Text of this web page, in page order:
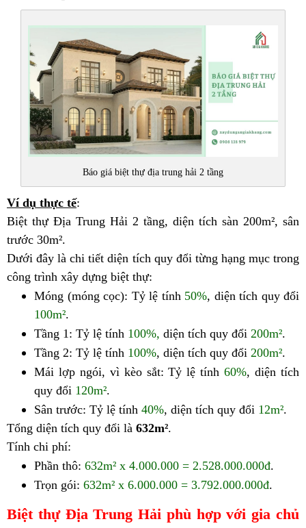
Báo giá biệt thự địa trung hải 2 tầng
Ví dụ thực tế:
Biệt thự Địa Trung Hải 2 tầng, diện tích sàn 200m², sân
trước 30m².
Dưới đây là chi tiết diện tích quy đổi từng hạng mục trong
công trình xây dựng biệt thự:
Móng (móng cọc): Tỷ lệ tính50%, diện tích quy đổi
100m².
Tầng 1: Tỷ lệ tính 100%, diện tích quy đổi 200m².
Tầng 2: Tỷ lệ tính 100%, diện tích quy đổi 200m².
Mái lợp ngói, vì kèo sắt: Tỷ lệ tính60%, diện tích
quy đổi 120m².
Sân trước: Tỷ lệ tính 40%, diện tích quy đổi 12m².
Tổng diện tích quy đổi là 632m².
Tính chi phí:
Phần thô: 632m² x 4.000.000 = 2.528.000.000đ.
Trọn gói: 632m² x 6.000.000 = 3.792.000.000đ.
Biệt thự Địa Trung Hải phù hợp với gia chủ